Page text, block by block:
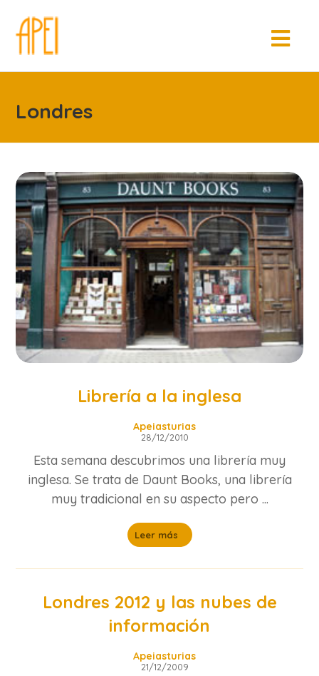
Londres
Librería a la inglesa
Apeiasturias
28/12/2010
Esta semana descubrimos una librería muy
inglesa. Se trata de Daunt Books, una librería
muy tradicional en su aspecto pero ...
Leer más
Londres 2012 y las nubes de
información
Apeiasturias
21/12/2009